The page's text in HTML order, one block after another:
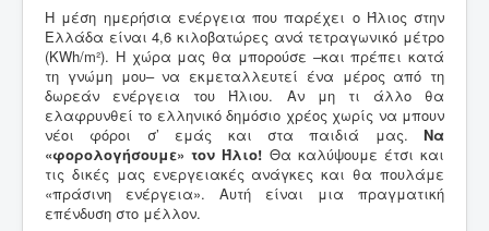
Η μέση ημερήσια ενέργεια που παρέχει ο Ήλιος στην
Ελλάδα είναι 4,6 κιλοβατώρες ανά τετραγωνικό μέτρο
(KWh/m²). Η χώρα μας θα μπορούσε –και πρέπει κατά
τη γνώμη μου– να εκμεταλλευτεί ένα μέρος από τη
δωρεάν ενέργεια του Ήλιου. Αν μη τι άλλο θα
ελαφρυνθεί το ελληνικό δημόσιο χρέος χωρίς να μπουν
νέοι φόροι σ’ εμάς και στα παιδιά μας. Να
«φορολογήσουμε» τον Ήλιο! Θα καλύψουμε έτσι και
τις δικές μας ενεργειακές ανάγκες και θα πουλάμε
«πράσινη ενέργεια». Αυτή είναι μια πραγματική
επένδυση στο μέλλον.